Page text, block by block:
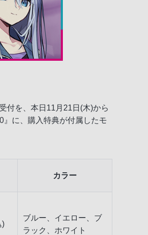
付を、本日11月21日(木)から
に、購入特典が付属したモ
カラー
)
ブルー、イエロー、ブ
ラック、ホワイト